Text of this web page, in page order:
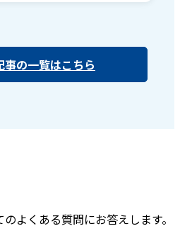
事の一覧はこちら
よくある質問にお答えします。